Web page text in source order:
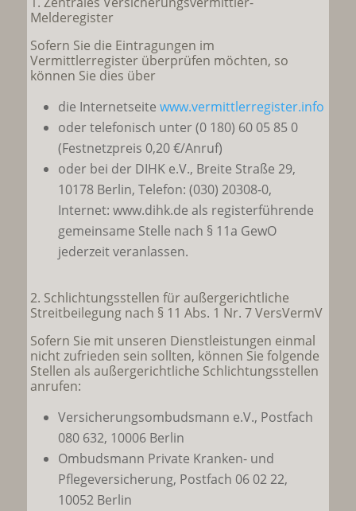
Melderegister
Sofern Sie die Eintragungen im
Vermittlerregister überprüfen möchten, so
können Sie dies über
die Internetseitewww.vermittlerregister.info
oder telefonisch unter (0 180) 60 05 85 0
(Festnetzpreis 0,20 €/Anruf)
oder bei der DIHK e.V., Breite Straße 29,
10178 Berlin, Telefon: (030) 20308-0,
Internet: www.dihk.de als registerführende
gemeinsame Stelle nach § 11a GewO
jederzeit veranlassen.
2. Schlichtungsstellen für außergerichtliche
Streitbeilegung nach § 11 Abs. 1 Nr. 7 VersVermV
Sofern Sie mit unseren Dienstleistungen einmal
nicht zufrieden sein sollten, können Sie folgende
Stellen als außergerichtliche Schlichtungsstellen
anrufen:
Versicherungsombudsmann e.V., Postfach
080 632, 10006 Berlin
Ombudsmann Private Kranken- und
Pflegeversicherung, Postfach 06 02 22,
10052 Berlin